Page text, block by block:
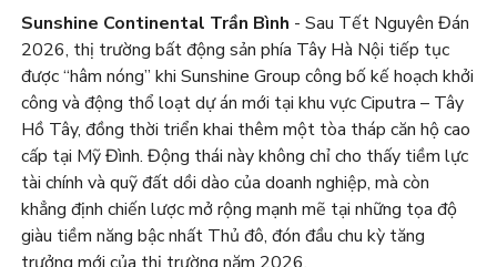
Sunshine Continental Trần Bình - Sau Tết Nguyên Đán
2026, thị trường bất động sản phía Tây Hà Nội tiếp tục
được “hâm nóng” khi Sunshine Group công bố kế hoạch khởi
công và động thổ loạt dự án mới tại khu vực Ciputra – Tây
Hồ Tây, đồng thời triển khai thêm một tòa tháp căn hộ cao
cấp tại Mỹ Đình. Động thái này không chỉ cho thấy tiềm lực
tài chính và quỹ đất dồi dào của doanh nghiệp, mà còn
khẳng định chiến lược mở rộng mạnh mẽ tại những tọa độ
giàu tiềm năng bậc nhất Thủ đô, đón đầu chu kỳ tăng